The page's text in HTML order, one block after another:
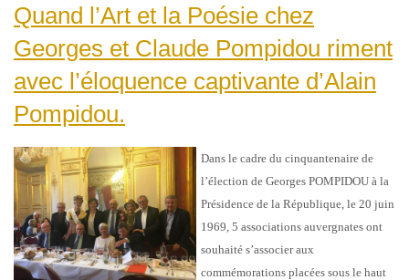
Quand l’Art et la Poésie chez
Georges et Claude Pompidou riment
avec l’éloquence captivante d’Alain
Pompidou.
Dans le cadre du cinquantenaire de
l’élection de Georges POMPIDOU à la
Présidence de la République, le 20 juin
1969, 5 associations auvergnates ont
souhaité s’associer aux
commémorations placées sous le haut